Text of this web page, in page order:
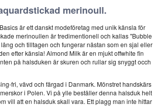
merinoull.
är ett danskt modeföretag med unik känsla för
merinoullen är tredimentionell och kallas "Bubble
och tilltagen och fungerar nästan som en sjal eller
efter känsla! Almond Milk är en mjukt offwhite fin
på halsduken är skuren och rullar sig snyggt occh
fri, vävd och färgad i Danmark. Mönstret handskärs
i Polen. Vi på ylle beställer denna halsduk helt
vill att en halsduk skall vara. Ett plagg man inte hittar